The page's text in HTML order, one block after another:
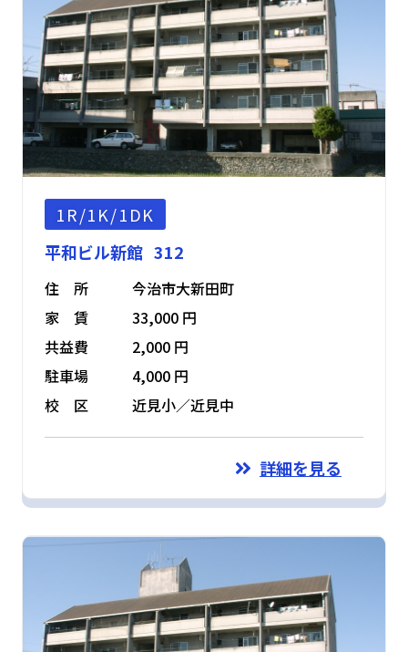
1R/1K/1DK
平和ビル新館 312
住 所
今治市大新田町
家 賃
33,000 円
共益費
2,000 円
駐車場
4,000 円
校 区
近見小／近見中
詳細を見る